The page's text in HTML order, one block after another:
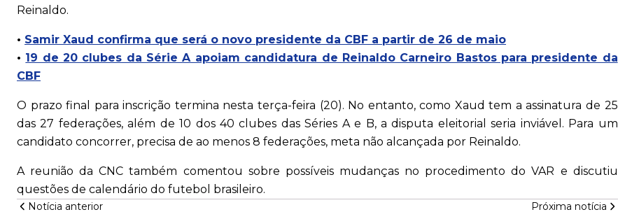
Reinaldo.
• Samir Xaud confirma que será o novo presidente da CBF a partir de 26 de maio
• 19 de 20 clubes da Série A apoiam candidatura de Reinaldo Carneiro Bastos para presidente da
CBF
O prazo final para inscrição termina nesta terça-feira (20). No entanto, como Xaud tem a assinatura de 25
das 27 federações, além de 10 dos 40 clubes das Séries A e B, a disputa eleitorial seria inviável. Para um
candidato concorrer, precisa de ao menos 8 federações, meta não alcançada por Reinaldo.
A reunião da CNC também comentou sobre possíveis mudanças no procedimento do VAR e discutiu
questões de calendário do futebol brasileiro.
Notícia anterior Próxima notícia